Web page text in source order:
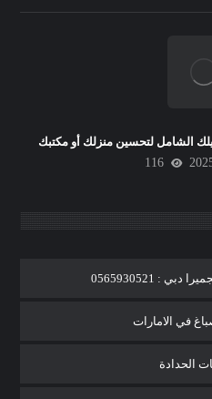
الشامل لتحسين منزلك أو مكتبك
116
: 0565930521
في الامارات
الحدادة